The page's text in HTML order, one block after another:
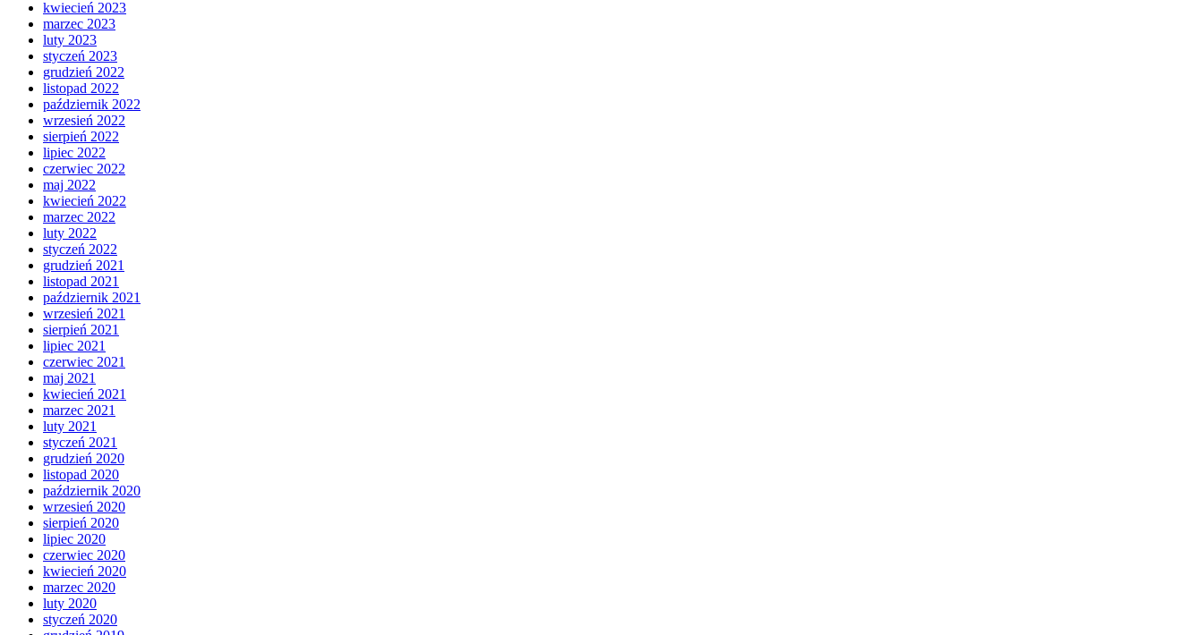
kwiecień 2023
marzec 2023
luty 2023
styczeń 2023
grudzień 2022
listopad 2022
październik 2022
wrzesień 2022
sierpień 2022
lipiec 2022
czerwiec 2022
maj 2022
kwiecień 2022
marzec 2022
luty 2022
styczeń 2022
grudzień 2021
listopad 2021
październik 2021
wrzesień 2021
sierpień 2021
lipiec 2021
czerwiec 2021
maj 2021
kwiecień 2021
marzec 2021
luty 2021
styczeń 2021
grudzień 2020
listopad 2020
październik 2020
wrzesień 2020
sierpień 2020
lipiec 2020
czerwiec 2020
kwiecień 2020
marzec 2020
luty 2020
styczeń 2020